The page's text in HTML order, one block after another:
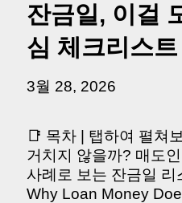
잔금일, 이걸
심 체크리스트
3월 28, 2026
📑 목차 | 탭하여 펼쳐
거치지 않을까? 매도
사례로 보는 잔금일
Why Loan Money